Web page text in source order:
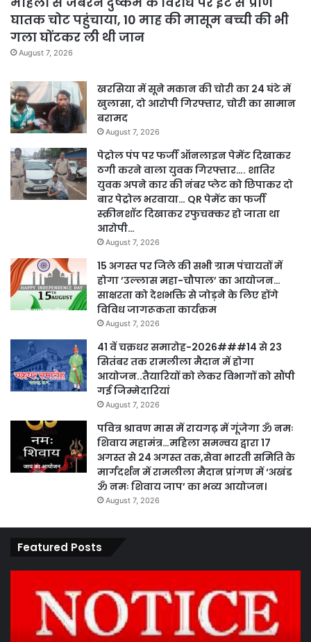
घातक चोट पहुंचाया, 10 माह की मासूम बच्ची की भी
गला घोंटकर ली थी जान
August 7, 2026
खरसिया में सूने मकान की चोरी का 24 घंटे में
खुलासा, दो आरोपी गिरफ्तार, चोरी का सामान
बरामद
August 7, 2026
पेट्रोल पंप पर फर्जी ऑनलाइन पेमेंट दिखाकर
ठगी करने वाला युवक गिरफ्तार…. शातिर
युवक अपने कार की नंबर प्लेट को छिपाकर दो
बार पेट्रोल भरवाया… QR पेमेंट का फर्जी
स्क्रीनशॉट दिखाकर रफुचक्कर हो जाता था
आरोपी…
August 7, 2026
15 अगस्त पर जिले की सभी ग्राम पंचायतों में
होगा ’उल्लास महा-चौपाल’ का आयोजन…
साक्षरता को देशभक्ति से जोड़ने के लिए होंगे
विविध जागरूकता कार्यक्रम
August 7, 2026
41 वें चक्रधर समारोह-2026###14 से 23
सितंबर तक रामलीला मैदान में होगा
आयोजन..तैयारियों को लेकर विभागों को सौंपी
गई जिम्मेदारियां
August 7, 2026
पवित्र श्रावण मास में रायगढ़ में गूंजेगा ॐ नमः
शिवाय महामंत्र…महिला समन्वय द्वारा 17
अगस्त से 24 अगस्त तक,सेवा भारती समिति के
मार्गदर्शन में रामलीला मैदान प्रांगण में ‘अखंड
ॐ नमः शिवाय जाप’ का भव्य आयोजन।
August 7, 2026
Featured Posts
ठेकेदार